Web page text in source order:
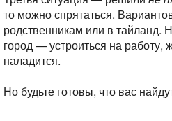
то можно спрятаться.
родственникам или в тайланд.
город — устроиться на работу,
наладится.
Но будьте готовы, что вас